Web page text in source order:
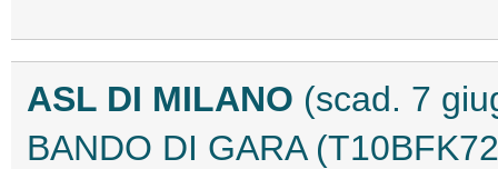
ASL DI MILANO (scad. 7
BANDO DI GARA